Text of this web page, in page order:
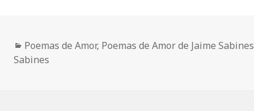
Categorías
Poemas de Amor, Poemas de Amor de Jaime Sabines
Sabines